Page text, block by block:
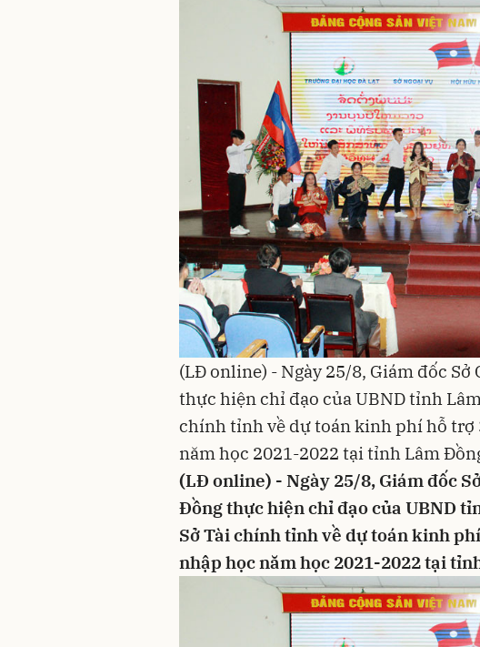
(LĐ online) - Ngày 25/8, Giám đốc
thực hiện chỉ đạo của UBND tỉnh
chính tỉnh về dự toán kinh phí hỗ trợ
năm học 2021-2022 tại tỉnh Lâm
(LĐ online) - Ngày 25/8, Giám đốc
Đồng thực hiện chỉ đạo của UBND
Sở Tài chính tỉnh về dự toán kinh
nhập học năm học 2021-2022 tại